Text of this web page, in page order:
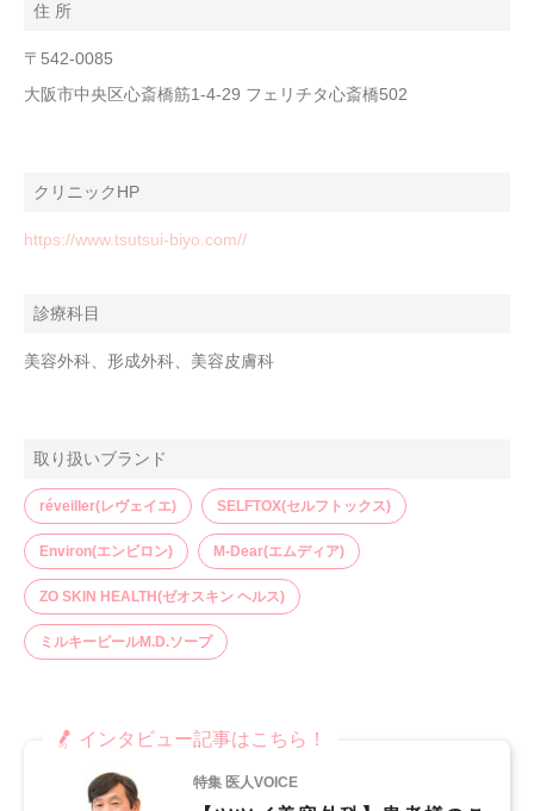
住 所
〒542-0085
大阪市中央区心斎橋筋1-4-29 フェリチタ心斎橋502
クリニックHP
https://www.tsutsui-biyo.com//
診療科目
美容外科、形成外科、美容皮膚科
取り扱いブランド
réveiller(レヴェイエ) SELFTOX(セルフトックス)
Environ(エンビロン) M-Dear(エムディア)
ZO SKIN HEALTH(ゼオスキン ヘルス)
ミルキーピールM.D.ソープ
インタビュー記事はこちら！
特集 医人VOICE